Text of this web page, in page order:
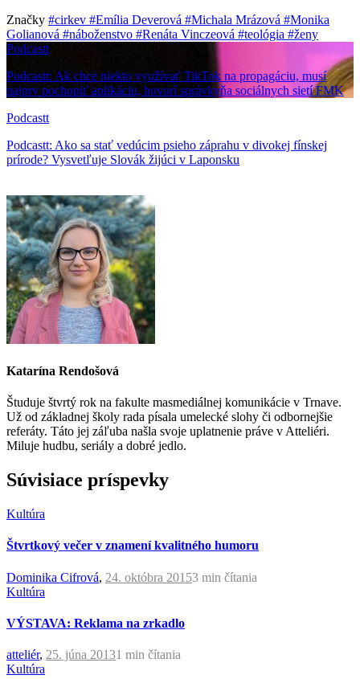
Značky #cirkev #Emília Deverová #Michala Mrázová #Monika
Golianová #náboženstvo #Renáta Vinczeová #teológia #ženy
Podcastt
Podcastt: Ak chce niekto využívať TikTok na propagáciu, musí
najprv pochopiť aplikáciu, hovorí správkyňa sociálnych sietí FMK
Podcastt
Podcastt: Ako sa stať vedúcim psieho záprahu v divokej fínskej
prírode? Vysvetľuje Slovák žijúci v Laponsku
Katarína Rendošová
Študuje štvrtý rok na fakulte masmediálnej komunikácie v Trnave.
Už od základnej školy rada písala umelecké slohy či odbornejšie
referáty. Táto jej záľuba našla svoje uplatnenie práve v Atteliéri.
Miluje hudbu, seriály a dobré jedlo.
Súvisiace príspevky
Kultúra
Štvrtkový večer v znamení kvalitného humoru
Dominika Cifrová, 24. októbra 20153 min čítania
Kultúra
VÝSTAVA: Reklama na zrkadlo
atteliér, 25. júna 20131 min čítania
Kultúra